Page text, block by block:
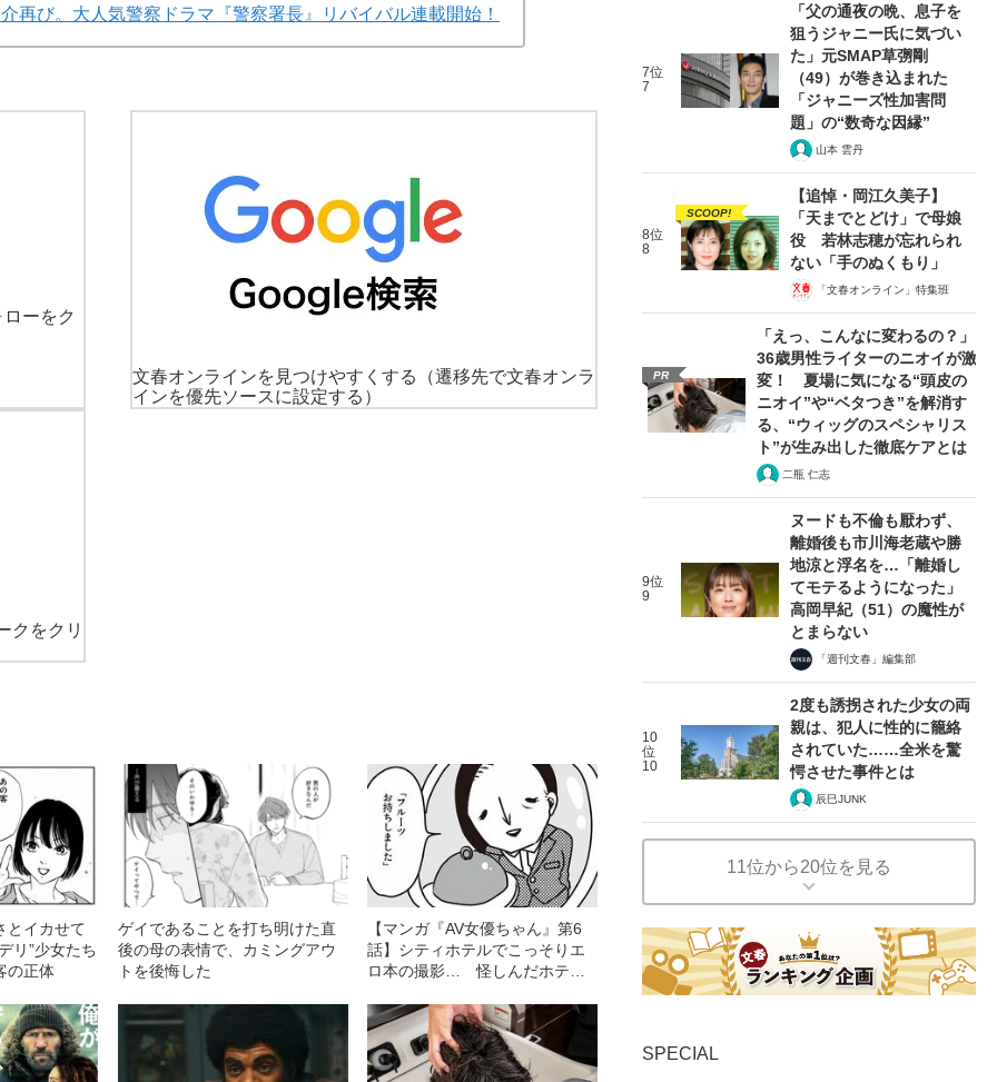
再び。大人気警察ドラマ『警察署長』リバイバル連載開始！
ーをク
文春オンラインを見つけやすくする
（遷移先で文春オンラ
インを優先ソースに設定する）
クをクリ
とイカせて
リ”少女たち
の正体
ゲイであることを打ち明けた直
後の母の表情で、カミングアウ
トを後悔した
【マンガ『AV女優ちゃん』第6
話】シティホテルでこっそりエ
ロ本の撮影… 怪しんだホテル
7位
7
「父の通夜の晩、息子を
狙うジャニー氏に気づい
た」元SMAP草彅剛
（49）が巻き込まれた
「ジャニーズ性加害問
題」の“数奇な因縁”
山本 雲丹
8位
8
SCOOP!
【追悼・岡江久美子】
「天までとどけ」で母娘
役 若林志穂が忘れられ
ない「手のぬくもり」
「文春オンライン」特集班
PR
「えっ、こんなに変わるの？」
36歳男性ライターのニオイが激
変！ 夏場に気になる“頭皮の
ニオイ”や“ベタつき”を解消す
る、“ウィッグのスペシャリス
ト”が生み出した徹底ケアとは
二瓶 仁志
9位
9
ヌードも不倫も厭わず、
離婚後も市川海老蔵や勝
地涼と浮名を…「離婚し
てモテるようになった」
高岡早紀（51）の魔性が
とまらない
「週刊文春」編集部
10
位
10
2度も誘拐された少女の両
親は、犯人に性的に籠絡
されていた……全米を驚
愕させた事件とは
辰巳JUNK
11位から20位を見る
SPECIAL